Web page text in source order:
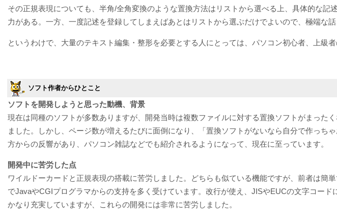
その正規表現についても、半角/全角変換のような置換方法はリストから選べる上、具体的な
力がある。一方、一度記述を登録してしまえばあとはリストから選ぶだけでよいので、極端な
というわけで、大量のテキスト編集・整形を必要とする人にとっては、パソコン初心者、上級
ソフト作者からひとこと
ソフトを開発しようと思った動機、背景
現在は同種のソフトが多数ありますが、開発当時は複数ファイルに対する置換ソフトがまった
ました。しかし、ページ数が増えるたびに面倒になり、「置換ソフトがないなら自分で作っち
方からの反響があり、パソコン雑誌などでも紹介されるようになって、現在に至っています。
開発中に苦労した点
ワイルドーカードと正規表現の搭載に苦労しました。どちらも似ている機能ですが、前者は簡
でJavaやCGIプログラマからの支持を多く受けています。改行が使え、JISやEUCの文字コー
かなり充実していますが、これらの開発には非常に苦労しました。